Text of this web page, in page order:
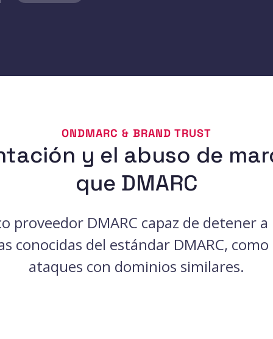
ONDMARC & BRAND TRUST
y el abuso de
que DMARC
proveedor DMARC capaz de detener
conocidas del estándar DMARC,
ataques con dominios similares.